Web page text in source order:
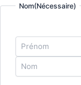
Nom(Nécessaire)
Prénom
Nom